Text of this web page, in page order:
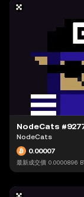
NodeCats
0.00007
最新成交價 0.0000896